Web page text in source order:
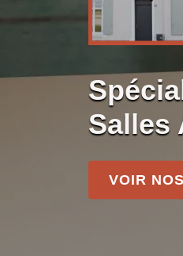
Salles
VOIR